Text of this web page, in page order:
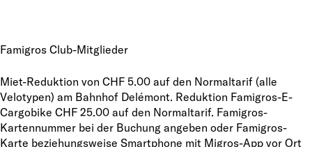
Famigros Club-Mitglieder
Miet-Reduktion von CHF 5.00 auf den Normaltarif (alle
Velotypen) am Bahnhof Delémont. Reduktion Famigros-E-
Cargobike CHF 25.00 auf den Normaltarif. Famigros-
Kartennummer bei der Buchung angeben oder Famigros-
Karte beziehungsweise Smartphone mit Migros-App vor Ort